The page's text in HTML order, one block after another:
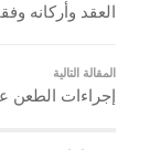
العقد وأركانه
المقالة التالية
إجراءات الطعن